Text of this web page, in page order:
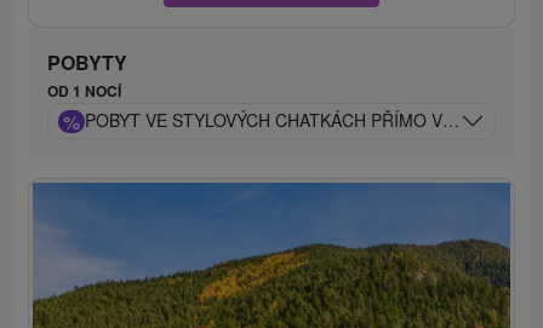
POBYTY
OD 1 NOCÍ
% POBYT VE STYLOVÝCH CHATKÁCH PŘÍMO V